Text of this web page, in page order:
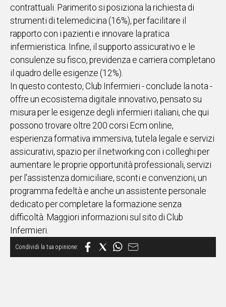
contrattuali. Parimerito si posiziona la richiesta di
strumenti di telemedicina (16%), per facilitare il
rapporto con i pazienti e innovare la pratica
infermieristica. Infine, il supporto assicurativo e le
consulenze su fisco, previdenza e carriera completano
il quadro delle esigenze (12%).
In questo contesto, Club Infermieri - conclude la nota -
offre un ecosistema digitale innovativo, pensato su
misura per le esigenze degli infermieri italiani, che qui
possono trovare oltre 200 corsi Ecm online,
esperienza formativa immersiva, tutela legale e servizi
assicurativi, spazio per il networking con i colleghi per
aumentare le proprie opportunità professionali, servizi
per l'assistenza domiciliare, sconti e convenzioni, un
programma fedeltà e anche un assistente personale
dedicato per completare la formazione senza
difficoltà. Maggiori informazioni sul sito di Club
Infermieri.